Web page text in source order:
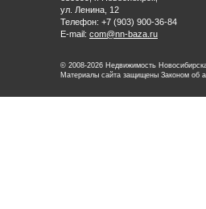
ул. Ленина, 12
Телефон: +7 (903) 900-36-84
E-mail: com@nn-baza.ru
© 2008-2026 Недвижимость
Материалы сайта защищены Законом об